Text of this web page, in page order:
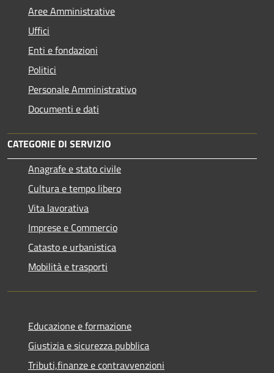
Aree Amministrative
Uffici
Enti e fondazioni
Politici
Personale Amministrativo
Documenti e dati
CATEGORIE DI SERVIZIO
Anagrafe e stato civile
Cultura e tempo libero
Vita lavorativa
Imprese e Commercio
Catasto e urbanistica
Mobilità e trasporti
Educazione e formazione
Giustizia e sicurezza pubblica
Tributi,finanze e contravvenzioni